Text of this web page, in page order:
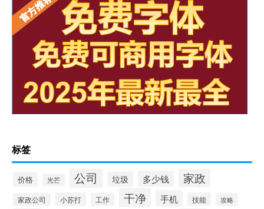
标签
价格 光芒 公司 垃圾 多少钱 家政
家政公司 小苏打 工作 干净 手机 技能 攻略